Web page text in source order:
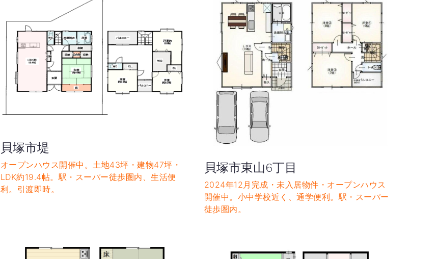
貝塚市堤
オープンハウス開催中。土地43坪・建物47坪・
LDK約19.4帖。駅・スーパー徒歩圏内、生活便
利。引渡即時。
貝塚市東山6丁目
2024年12月完成・未入居物件・オープンハウス
開催中。小中学校近く、通学便利。駅・スーパー
徒歩圏内。